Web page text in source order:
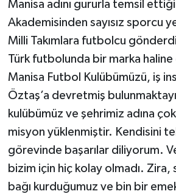
Manisa adını gururla temsil
Akademisinden sayısız sporcu
Milli Takımlara futbolcu
Türk futbolunda bir marka
Manisa Futbol Kulübümüzü, iş
Öztaş’a devretmiş
kulübümüz ve şehrimiz adına
misyon yüklenmiştir. Kendisini
görevinde başarılar diliyorum.
bizim için hiç kolay olmadı. Zira,
bağı kurduğumuz ve bin bir